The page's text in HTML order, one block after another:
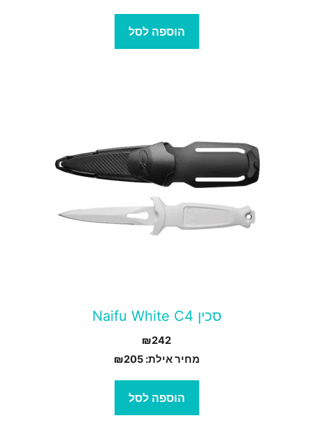
הוספה לסל
סכין Naifu White C4
₪242
מחיר אילת:
₪205
הוספה לסל